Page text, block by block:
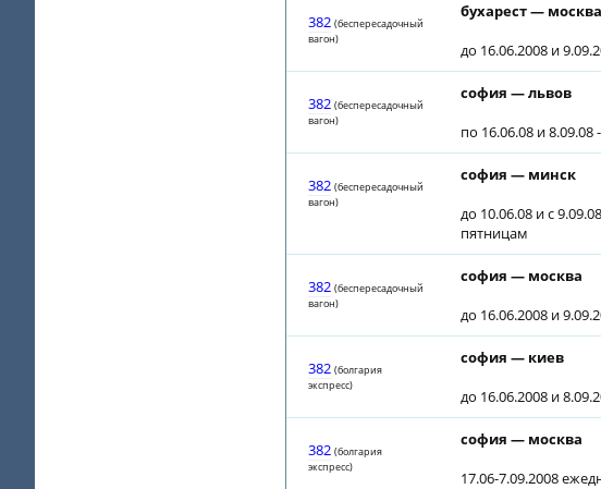
382 (беспересадочный
вагон)
бухарест — москва
до 16.06.2008 и
382 (беспересадочный
вагон)
софия — львов
по 16.06.08 и
382 (беспересадочный
вагон)
софия — минск
до 10.06.08 и с
пятницам
382 (беспересадочный
вагон)
софия — москва
до 16.06.2008 и
382 (болгария
экспресс)
софия — киев
до 16.06.2008 и
382 (болгария
экспресс)
софия — москва
17.06-7.09.2008